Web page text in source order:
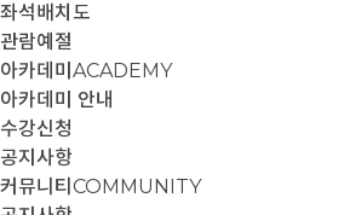
좌석배치도
관람예절
아카데미 ACADEMY
아카데미 안내
수강신청
공지사항
커뮤니티 COMMUNITY